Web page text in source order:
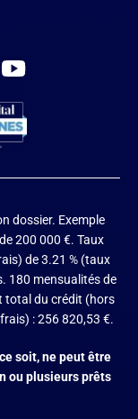
dossier. Exemple
200 000 €. Taux
de 3.21 % (taux
180 mensualités de
total du crédit (hors
: 256 820,53 €.
soit, ne peut être
ou plusieurs prêts